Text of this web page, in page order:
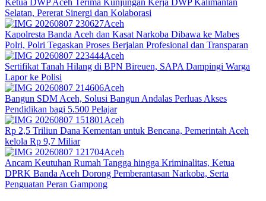
Selatan, Pererat Sinergi dan Kolaborasi
Aceh
Kapolresta Banda Aceh dan Kasat Narkoba Dibawa ke Mabes
Polri, Polri Tegaskan Proses Berjalan Profesional dan Transparan
Aceh
Sertifikat Tanah Hilang di BPN Bireuen, SAPA Dampingi Warga
Lapor ke Polisi
Aceh
Bangun SDM Aceh, Solusi Bangun Andalas Perluas Akses
Pendidikan bagi 5.500 Pelajar
Aceh
Rp 2,5 Triliun Dana Kementan untuk Bencana, Pemerintah Aceh
kelola Rp 9,7 Miliar‎
Aceh
Ancam Keutuhan Rumah Tangga hingga Kriminalitas, Ketua
DPRK Banda Aceh Dorong Pemberantasan Narkoba, Serta
Penguatan Peran Gampong